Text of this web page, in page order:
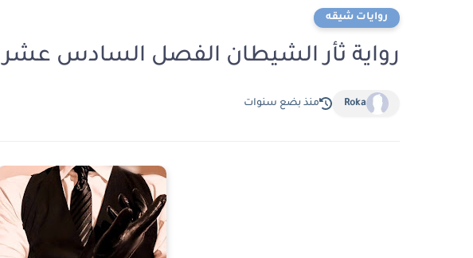
روايات شيقه
رواية ثأر الشيطان الفصل السادس عشر 16 بقلم سارة بركات
Roka منذ بضع سنوات